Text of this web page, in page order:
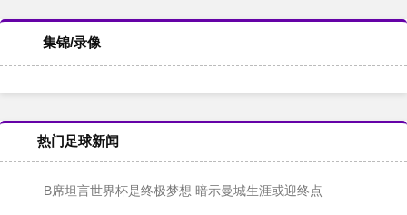
集锦/录像
热门足球新闻
B席坦言世界杯是终极梦想 暗示曼城生涯或迎终点